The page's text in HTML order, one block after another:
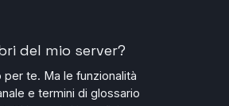
del mio server?
te. Ma le funzionalità
e termini di glossario